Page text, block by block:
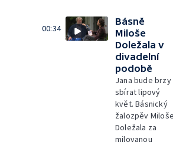
00:34
Básně
Miloše
Doležala v
divadelní
podobě
Jana bude brzy
sbírat lipový
květ. Básnický
žalozpěv Miloše
Doležala za
milovanou